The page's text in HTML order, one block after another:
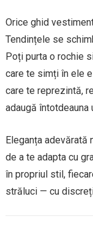
Orice ghid
Tendințele se
Poți purta o rochie
care te simți în ele
care te reprezintă,
adaugă
Eleganța adevărată
de a te adapta cu
în propriul stil,
străluci — cu